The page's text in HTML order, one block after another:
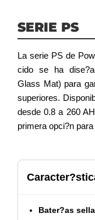
SERIE PS
La serie PS de
cido se ha
Glass Mat) para
superiores.
desde 0.8 a 260
primera opci?n
Bater?as